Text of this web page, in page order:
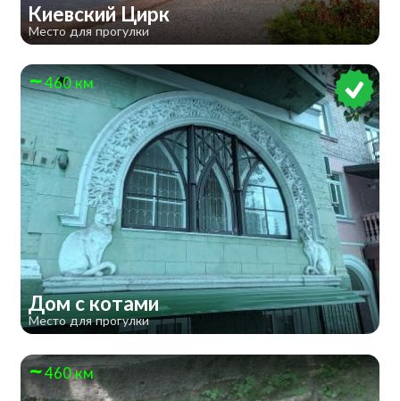
​Киевский Цирк
Место для прогулки
460 км
Дом с котами
Место для прогулки
460 км